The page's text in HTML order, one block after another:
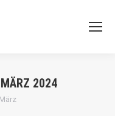
MÄRZ 2024
hier:
März